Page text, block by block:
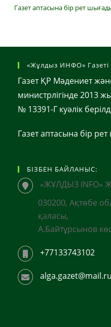
Газет аптасына бір рет
«Жұлдыз ИНФО» Газеті
Газет ҚР Мәдениет
министрлігінде 2013
№ 13391-Г куәлік
Газет аптасына бір
БІЗБЕН БАЙЛАНЫС:
«ЖҰЛДЫЗ INFO»
030200, Ақтөбе
қаласы,
А.Байтұрсынов
+77133743102
alga.gazet@mail.ru